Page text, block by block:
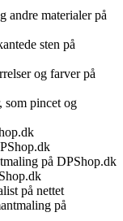
andre materialer på
sten på
og farver på
som pincet og
på DPShop.dk
på nettet
på